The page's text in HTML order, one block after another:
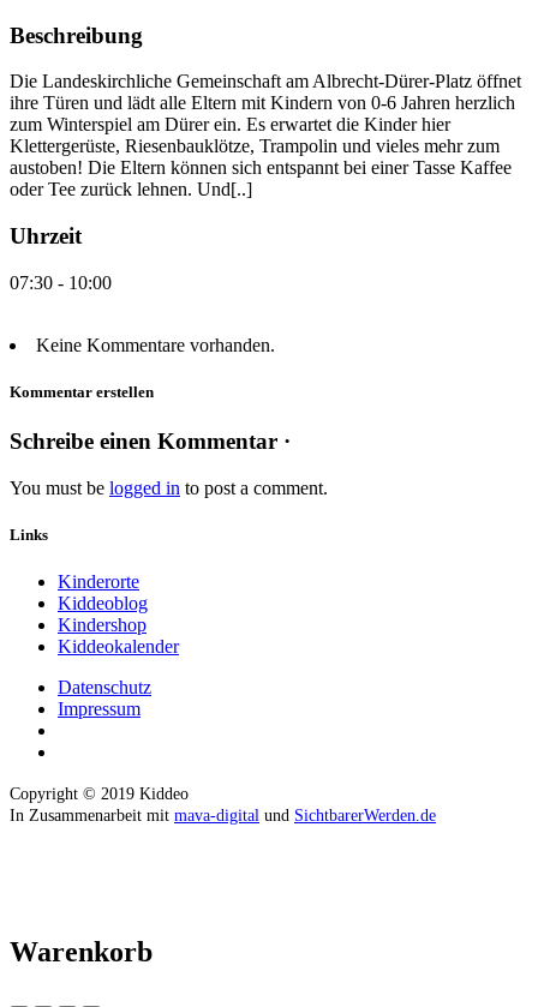
Beschreibung
Die Landeskirchliche Gemeinschaft am Albrecht-Dürer-Platz öffnet
ihre Türen und lädt alle Eltern mit Kindern von 0-6 Jahren herzlich
zum Winterspiel am Dürer ein. Es erwartet die Kinder hier
Klettergerüste, Riesenbauklötze, Trampolin und vieles mehr zum
austoben! Die Eltern können sich entspannt bei einer Tasse Kaffee
oder Tee zurück lehnen. Und[..]
Uhrzeit
07:30 - 10:00
Keine Kommentare vorhanden.
Kommentar erstellen
Schreibe einen Kommentar ·
You must be logged in to post a comment.
Links
Kinderorte
Kiddeoblog
Kindershop
Kiddeokalender
Datenschutz
Impressum
Copyright © 2019 Kiddeo
In Zusammenarbeit mit mava-digital und SichtbarerWerden.de
Warenkorb